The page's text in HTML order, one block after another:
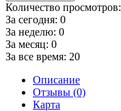
Количество просмотров:
За сегодня: 0
За неделю: 0
За месяц: 0
За все время: 20
Описание
Отзывы (0)
Карта